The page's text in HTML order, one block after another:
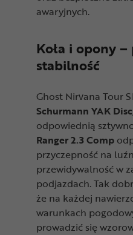
awaryjnych.
Koła i opony
stabilność
Ghost Nirvana Tour
Schurmann YAK Disc
odpowiednią
Ranger 2.3 Comp
przyczepność na
przewidywalność w
podjazdach. Tak
że na każdej
warunkach
prowadzić się